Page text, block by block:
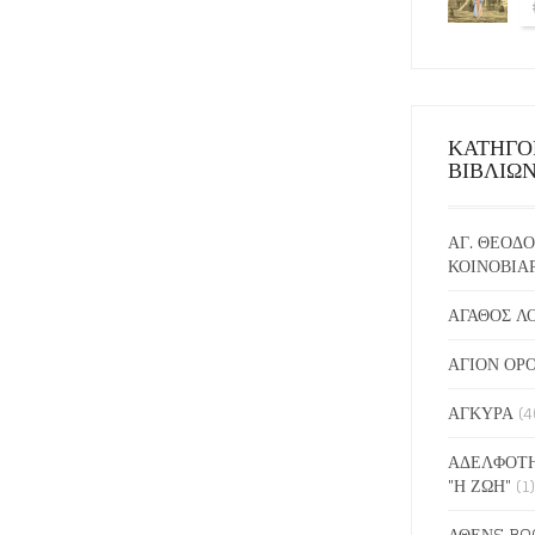
ΑΓ.
ΑΓΑΘΟΣ
ΑΓΙΟΝ
ΑΓΚΥΡΑ
"Η ΖΩΗ" (1)